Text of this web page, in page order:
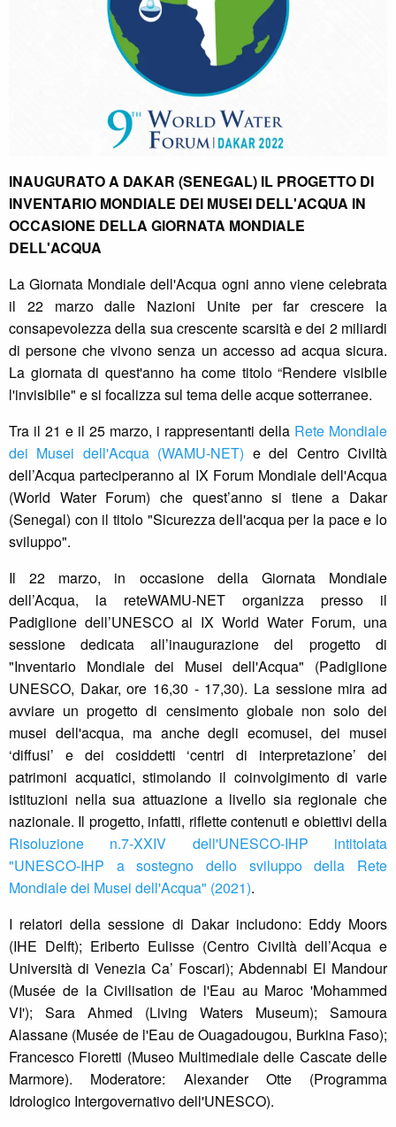
INAUGURATO A DAKAR (SENEGAL) IL PROGETTO DI
INVENTARIO MONDIALE DEI MUSEI DELL'ACQUA IN
OCCASIONE DELLA GIORNATA MONDIALE
DELL'ACQUA
La Giornata Mondiale dell'Acqua ogni anno viene celebrata
il 22 marzo dalle Nazioni Unite per far crescere la
consapevolezza della sua crescente scarsità e dei 2 miliardi
di persone che vivono senza un accesso ad acqua sicura.
La giornata di quest'anno ha come titolo “Rendere visibile
l'invisibile" e si focalizza sul tema delle acque sotterranee.
Tra il 21 e il 25 marzo, i rappresentanti della Rete Mondiale
dei Musei dell'Acqua (WAMU-NET) e del Centro Civiltà
dell’Acqua parteciperanno al IX Forum Mondiale dell'Acqua
(World Water Forum) che quest’anno si tiene a Dakar
(Senegal) con il titolo "Sicurezza dell'acqua per la pace e lo
sviluppo".
Il 22 marzo, in occasione della Giornata Mondiale
dell’Acqua, la reteWAMU-NET organizza presso il
Padiglione dell’UNESCO al IX World Water Forum, una
sessione dedicata all’inaugurazione del progetto di
"Inventario Mondiale dei Musei dell'Acqua" (Padiglione
UNESCO, Dakar, ore 16,30 - 17,30). La sessione mira ad
avviare un progetto di censimento globale non solo dei
musei dell'acqua, ma anche degli ecomusei, dei musei
‘diffusi’ e dei cosiddetti ‘centri di interpretazione’ dei
patrimoni acquatici, stimolando il coinvolgimento di varie
istituzioni nella sua attuazione a livello sia regionale che
nazionale. Il progetto, infatti, riflette contenuti e obiettivi della
Risoluzione n.7-XXIV dell'UNESCO-IHP intitolata
"UNESCO-IHP a sostegno dello sviluppo della Rete
Mondiale dei Musei dell'Acqua" (2021).
I relatori della sessione di Dakar includono: Eddy Moors
(IHE Delft); Eriberto Eulisse (Centro Civiltà dell’Acqua e
Università di Venezia Ca’ Foscari); Abdennabi El Mandour
(Musée de la Civilisation de l'Eau au Maroc 'Mohammed
VI'); Sara Ahmed (Living Waters Museum); Samoura
Alassane (Musée de l'Eau de Ouagadougou, Burkina Faso);
Francesco Fioretti (Museo Multimediale delle Cascate delle
Marmore). Moderatore: Alexander Otte (Programma
Idrologico Intergovernativo dell'UNESCO).